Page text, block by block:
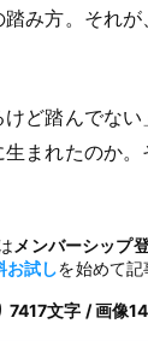
み方。それが
ど踏んでな
まれたのか
メンバーシップ
お試しを始めて記
7417文字 / 画像